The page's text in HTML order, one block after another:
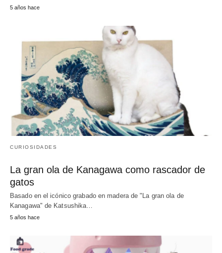
5 años hace
CURIOSIDADES
La gran ola de Kanagawa como rascador de
gatos
Basado en el icónico grabado en madera de "La gran ola de
Kanagawa" de Katsushika…
5 años hace